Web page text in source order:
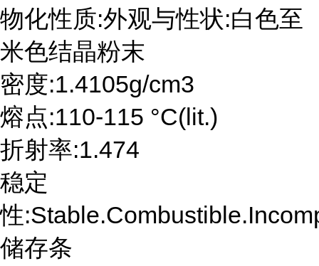
物化性质:外观与性状:白色至
米色结晶粉末
密度:1.4105g/cm3
熔点:110-115 °C(lit.)
折射率:1.474
稳定
性
储存条